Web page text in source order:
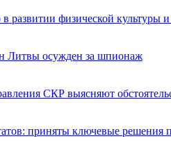
физической культуры и
Литвы осужден за шпионаж
СКР выясняют
приняты ключевые